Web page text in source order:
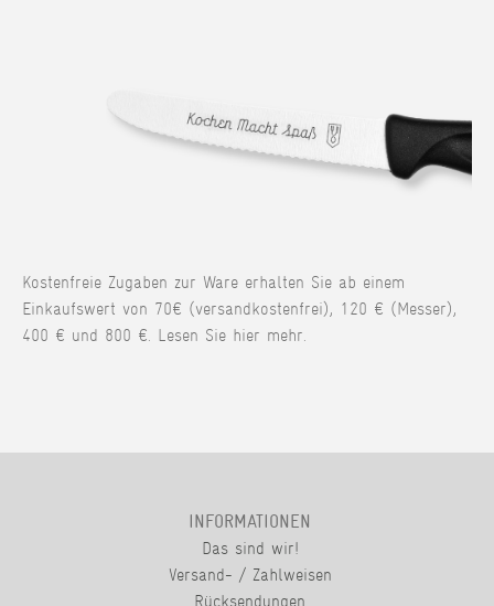
Kostenfreie Zugaben zur Ware erhalten Sie ab einem
Einkaufswert von 70€ (versandkostenfrei), 120 € (Messer),
400 € und 800 €. Lesen Sie hier mehr.
INFORMATIONEN
Das sind wir!
Versand- / Zahlweisen
Rücksendungen